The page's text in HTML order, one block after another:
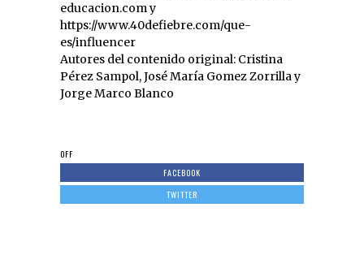
educacion.com y
https://www.40defiebre.com/que-
es/influencer
Autores del contenido original: Cristina
Pérez Sampol, José María Gomez Zorrilla y
Jorge Marco Blanco
OFF
FACEBOOK
TWITTER